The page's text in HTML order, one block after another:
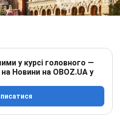
у курсі головного —
Новини на OBOZ.UA у